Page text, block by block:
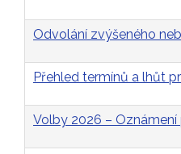
Odvolání zvýšeného
Přehled termínů a lhůt
Volby 2026 –